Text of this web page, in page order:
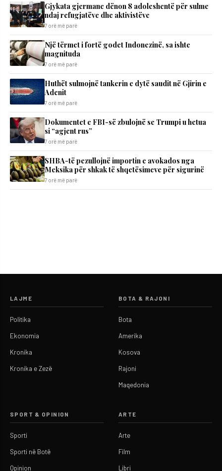
Gjykata gjermane dënon 8 adoleshentë për sulme
ndaj refugjatëve dhe aktivistëve
7 orë më parë
Një tërmet i fortë godet Indonezinë, sa ishte
magnituda
7 orë më parë
Huthët sulmojnë tankerin e dytë saudit në Gjirin e
Adenit
7 orë më parë
Dokumentet e FBI-së zbulojnë se Trumpi u hetua
si “agjent rus”
7 orë më parë
SHBA-të pezullojnë importin e avokados nga
Meksika për shkak të shqetësimeve për sigurinë
7 orë më parë
LAJME
Politika
Ekonomia
Kronika
Kronika e Zezë
BOTA & RAJONI
Bota
Amerika
Kosova
Rajoni
Maqedonia
SPORT & OPINION
Sporti
Sporti në Botë
Opinion
ARTE
Arte
Film
Libri